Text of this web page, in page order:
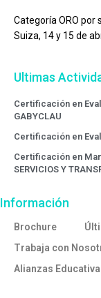
Categoría ORO por
Suiza, 14 y 15 de
Ultimas
Certificación en
GABYCLAU
Certificación en
Certificación en
SERVICIOS Y
Información
Brochure
Trabaja con
Alianzas